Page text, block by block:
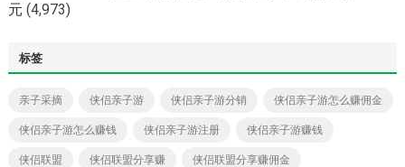
元 (4,973)
标签
亲子采摘 侠侣亲子游 侠侣亲子游分销 侠侣亲子游怎么赚佣金
侠侣亲子游怎么赚钱 侠侣亲子游注册 侠侣亲子游赚钱
侠侣联盟 侠侣联盟分享赚 侠侣联盟分享赚佣金